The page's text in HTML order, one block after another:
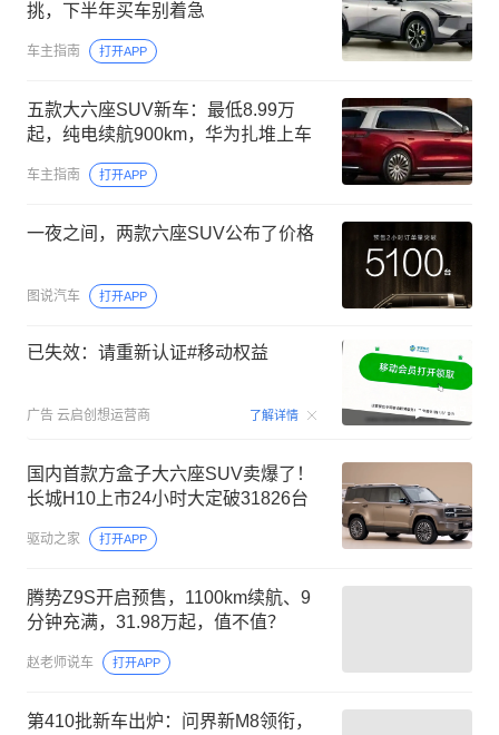
挑，下半年买车别着急
车主指南 打开APP
五款大六座SUV新车：最低8.99万
起，纯电续航900km，华为扎堆上车
车主指南 打开APP
一夜之间，两款六座SUV公布了价格
图说汽车 打开APP
已失效：请重新认证#移动权益
广告 云启创想运营商 了解详情 00:15
国内首款方盒子大六座SUV卖爆了！
长城H10上市24小时大定破31826台
驱动之家 打开APP
腾势Z9S开启预售，1100km续航、9
分钟充满，31.98万起，值不值？
赵老师说车 打开APP
第410批新车出炉：问界新M8领衔，